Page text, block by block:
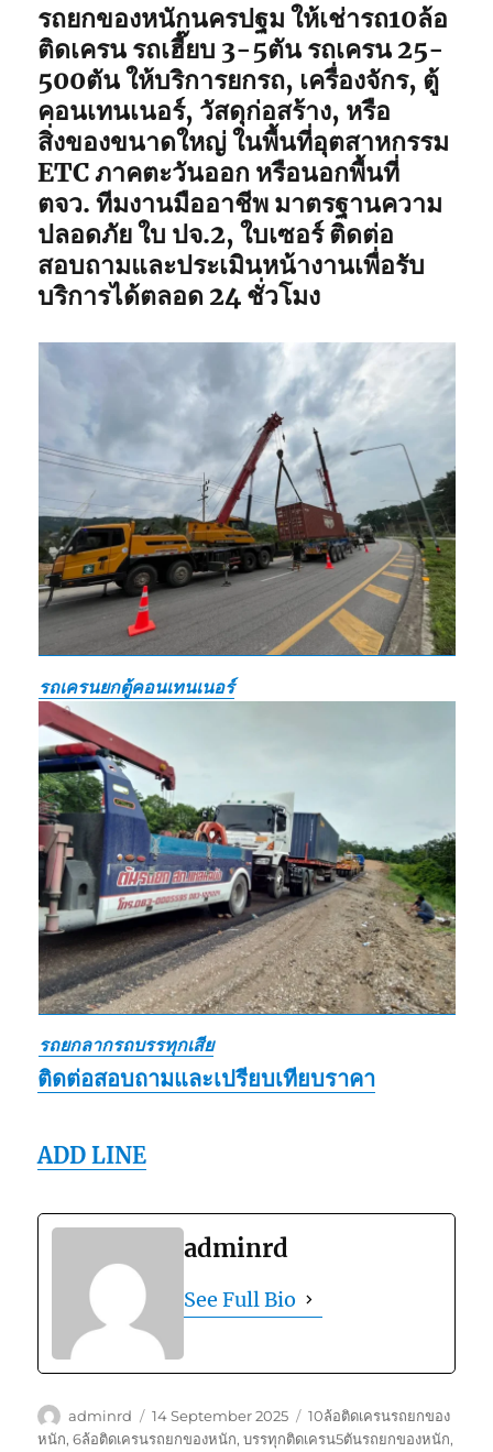
รถยกของหนักนครปฐม ให้เช่ารถ10ล้อ
ติดเครน รถเฮี๊ยบ 3-5ตัน รถเครน 25-
500ตัน ให้บริการยกรถ, เครื่องจักร, ตู้
คอนเทนเนอร์, วัสดุก่อสร้าง, หรือ
สิ่งของขนาดใหญ่ ในพื้นที่อุตสาหกรรม
ETC ภาคตะวันออก หรือนอกพื้นที่
ตจว. ทีมงานมืออาชีพ มาตรฐานความ
ปลอดภัย ใบ ปจ.2, ใบเซอร์ ติดต่อ
สอบถามและประเมินหน้างานเพื่อรับ
บริการได้ตลอด 24 ชั่วโมง
รถเครนยกตู้คอนเทนเนอร์
รถยกลากรถบรรทุกเสีย
ติดต่อสอบถามและเปรียบเทียบราคา
ADD LINE
adminrd
See Full Bio
Author
adminrd
Posted
on
14 September 2025 Tags
10ล้อติดเครนรถยกของ
หนัก,6ล้อติดเครนรถยกของหนัก,บรรทุกติดเครน5ตันรถยกของหนัก,